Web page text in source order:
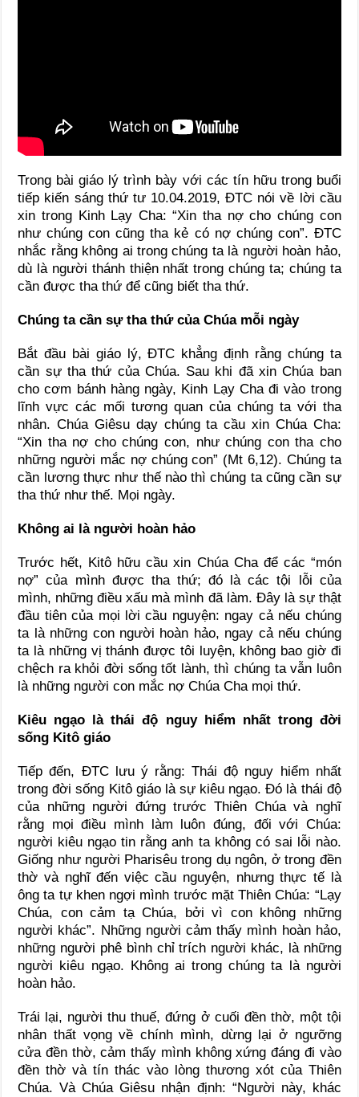
Trong bài giáo lý trình bày với các tín hữu trong buổi
tiếp kiến sáng thứ tư 10.04.2019, ĐTC nói về lời cầu
xin trong Kinh Lạy Cha: “Xin tha nợ cho chúng con
như chúng con cũng tha kẻ có nợ chúng con”. ĐTC
nhắc rằng không ai trong chúng ta là người hoàn hảo,
dù là người thánh thiện nhất trong chúng ta; chúng ta
cần được tha thứ để cũng biết tha thứ.
Chúng ta cần sự tha thứ của Chúa mỗi ngày
Bắt đầu bài giáo lý, ĐTC khẳng định rằng chúng ta
cần sự tha thứ của Chúa. Sau khi đã xin Chúa ban
cho cơm bánh hàng ngày, Kinh Lạy Cha đi vào trong
lĩnh vực các mối tương quan của chúng ta với tha
nhân. Chúa Giêsu dạy chúng ta cầu xin Chúa Cha:
“Xin tha nợ cho chúng con, như chúng con tha cho
những người mắc nợ chúng con” (Mt 6,12). Chúng ta
cần lương thực như thế nào thì chúng ta cũng cần sự
tha thứ như thế. Mọi ngày.
Không ai là người hoàn hảo
Trước hết, Kitô hữu cầu xin Chúa Cha để các “món
nợ” của mình được tha thứ; đó là các tội lỗi của
mình, những điều xấu mà mình đã làm. Đây là sự thật
đầu tiên của mọi lời cầu nguyện: ngay cả nếu chúng
ta là những con người hoàn hảo, ngay cả nếu chúng
ta là những vị thánh được tôi luyện, không bao giờ đi
chệch ra khỏi đời sống tốt lành, thì chúng ta vẫn luôn
là những người con mắc nợ Chúa Cha mọi thứ.
Kiêu ngạo là thái độ nguy hiểm nhất trong đời
sống Kitô giáo
Tiếp đến, ĐTC lưu ý rằng: Thái độ nguy hiểm nhất
trong đời sống Kitô giáo là sự kiêu ngạo. Đó là thái độ
của những người đứng trước Thiên Chúa và nghĩ
rằng mọi điều mình làm luôn đúng, đối với Chúa:
người kiêu ngạo tin rằng anh ta không có sai lỗi nào.
Giống như người Pharisêu trong dụ ngôn, ở trong đền
thờ và nghĩ đến việc cầu nguyện, nhưng thực tế là
ông ta tự khen ngợi mình trước mặt Thiên Chúa: “Lạy
Chúa, con cảm tạ Chúa, bởi vì con không những
người khác”. Những người cảm thấy mình hoàn hảo,
những người phê bình chỉ trích người khác, là những
người kiêu ngạo. Không ai trong chúng ta là người
hoàn hảo.
Trái lại, người thu thuế, đứng ở cuối đền thờ, một tội
nhân thất vọng về chính mình, dừng lại ở ngưỡng
cửa đền thờ, cảm thấy mình không xứng đáng đi vào
đền thờ và tín thác vào lòng thương xót của Thiên
Chúa. Và Chúa Giêsu nhận định: “Người này, khác